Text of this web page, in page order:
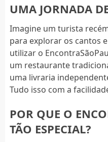
UMA JORNADA
Imagine um turista
para explorar os cantos
utilizar o
um restaurante
uma livraria
Tudo isso com a
POR QUE O
TÃO ESPECIAL?